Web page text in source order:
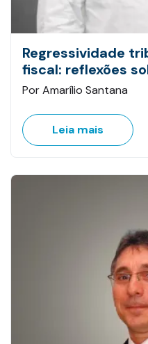
Regressividade
fiscal: reflexões
Por Amarílio Santana
Leia mais